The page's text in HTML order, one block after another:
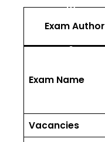
Exam
Exam Name
Vacancies